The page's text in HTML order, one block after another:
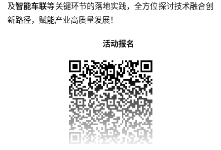
及智能车联等关键环节的落地实践，全方位探讨技术融合创
新路径，赋能产业高质量发展！
活动报名